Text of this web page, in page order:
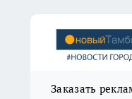
Заказать